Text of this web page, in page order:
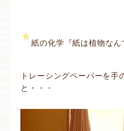
紙の化学『紙は植物なん
トレーシングペーパーを手
と・・・